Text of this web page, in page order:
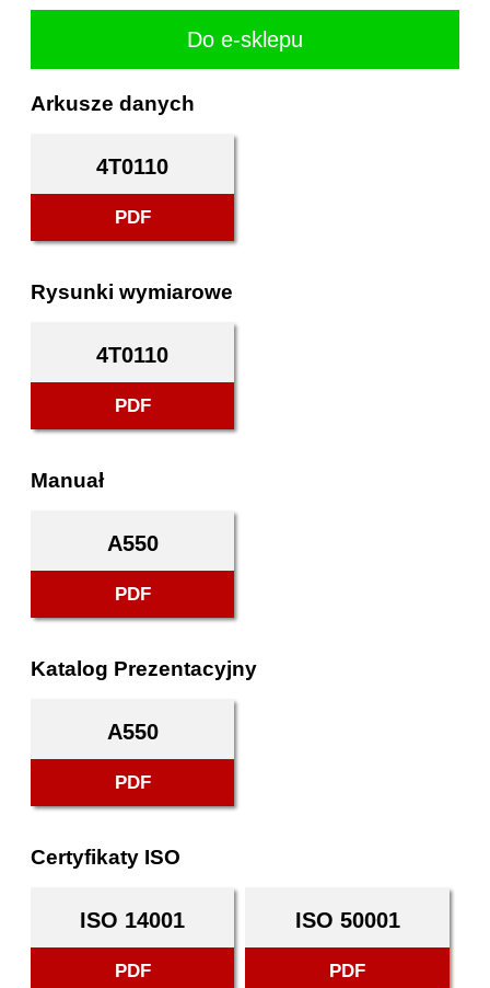
Do e-sklepu
Arkusze danych
4T0110
PDF
Rysunki wymiarowe
4T0110
PDF
Manuał
A550
PDF
Katalog Prezentacyjny
A550
PDF
Certyfikaty ISO
ISO 14001
PDF
ISO 50001
PDF